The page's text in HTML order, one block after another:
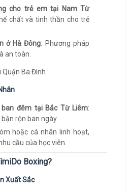
cho trẻ em tại Nam Từ
chất và tinh thần cho trẻ
ở Hà Đông: Phương pháp
an toàn.
ban đêm tại Bắc Từ Liêm:
rộn ban ngày.
hoặc cá nhân linh hoạt,
cầu của học viên.
Boxing?
Xuất Sắc